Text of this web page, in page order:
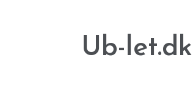
Ub-let.dk